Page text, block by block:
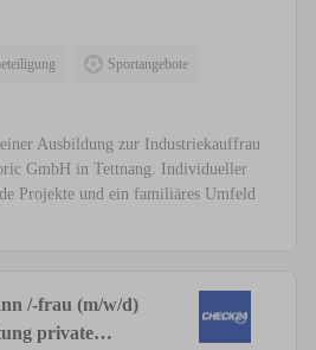
Sportangebote
Ausbildung zur Industriekauffrau
GmbH in Tettnang. Individueller
Projekte und ein familiäres Umfeld
/-frau (m/w/d)
private